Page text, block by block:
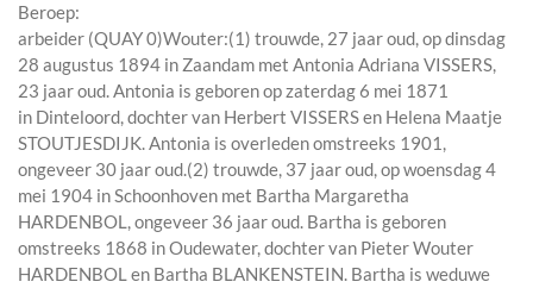
Beroep:
arbeider (QUAY 0)Wouter:(1) trouwde, 27 jaar oud, op dinsdag
28 augustus 1894 in Zaandam met Antonia Adriana VISSERS,
23 jaar oud. Antonia is geboren op zaterdag 6 mei 1871
in Dinteloord, dochter van Herbert VISSERS en Helena Maatje
STOUTJESDIJK. Antonia is overleden omstreeks 1901,
ongeveer 30 jaar oud.(2) trouwde, 37 jaar oud, op woensdag 4
mei 1904 inSchoonhoven met Bartha Margaretha
HARDENBOL, ongeveer 36 jaar oud. Bartha is geboren
omstreeks 1868 inOudewater, dochter van Pieter Wouter
HARDENBOL en Bartha BLANKENSTEIN. Bartha is weduwe